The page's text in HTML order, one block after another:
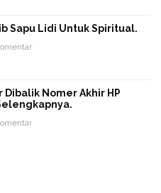
Sapu Lidi Untuk Spiritual.
Dibalik Nomer Akhir HP